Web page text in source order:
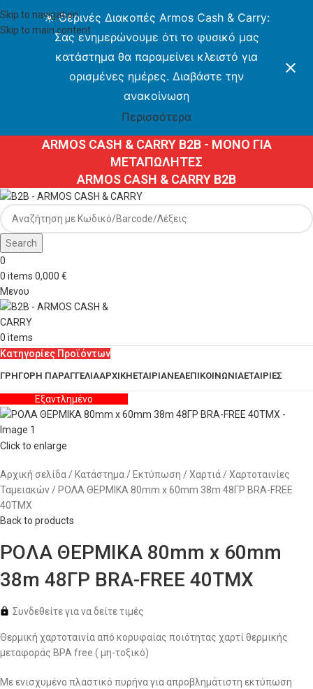
Skip to navigation
Skip to main content
☀️ Θερινές Διακοπές Armos Cash & Carry:
Σας ενημερώνουμε ότι το φυσικό μας
κατάστημα θα παραμείνει κλειστό για
ορισμένες ημέρες. Διαβάστε την
ανακοίνωση
Περισσότερα
ARMOS CASH & CARRY B2B - ΜΟΝΟ ΓΙΑ
ΜΕΤΑΠΩΛΗΤΕΣ
ARMOS CASH & CARRY B2B
Search
0
0 items 0,000 €
Μενου
0 items
Κατηγορίες Προϊόντων
ΓΡΗΓΟΡΗ ΠΑΡΑΓΓΕΛΙΑΑΡΧΙΚΗΕΤΑΙΡΙΑΝΕΑΕΠΙΚΟΙΝΩΝΙΑΕΤΑΙΡΙΕΣ
Εξαντλημένο
Click to enlarge
Αρχική σελίδα Κατάστημα Εκτύπωση Χαρτιά
Χαρτοταινίες
Ταμειακών
ΡΟΛΑ ΘΕΡΜΙΚΑ 80mm x 60mm 38m 48ΓΡ BRA-FREE
40ΤΜΧ
Back to products
ΡΟΛΑ ΘΕΡΜΙΚΑ 80mm x 60mm
38m 48ΓΡ BRA-FREE 40ΤΜΧ
Συνδεθείτε για να δείτε τιμές
Θερμική χαρτοταινία από κορυφαίας ποιότητας χαρτί θερμικής
μεταφοράς BPA free ( μη-τοξικό)
Με ενισχυμένο πλαστικό πυρήνα για απροβλημάτιστη εκτύπωση